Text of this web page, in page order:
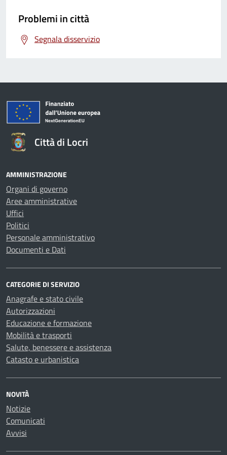
Problemi in città
Segnala disservizio
Città di Locri
AMMINISTRAZIONE
Organi di governo
Aree amministrative
Uffici
Politici
Personale amministrativo
Documenti e Dati
CATEGORIE DI SERVIZIO
Anagrafe e stato civile
Autorizzazioni
Educazione e formazione
Mobilità e trasporti
Salute, benessere e assistenza
Catasto e urbanistica
NOVITÀ
Notizie
Comunicati
Avvisi